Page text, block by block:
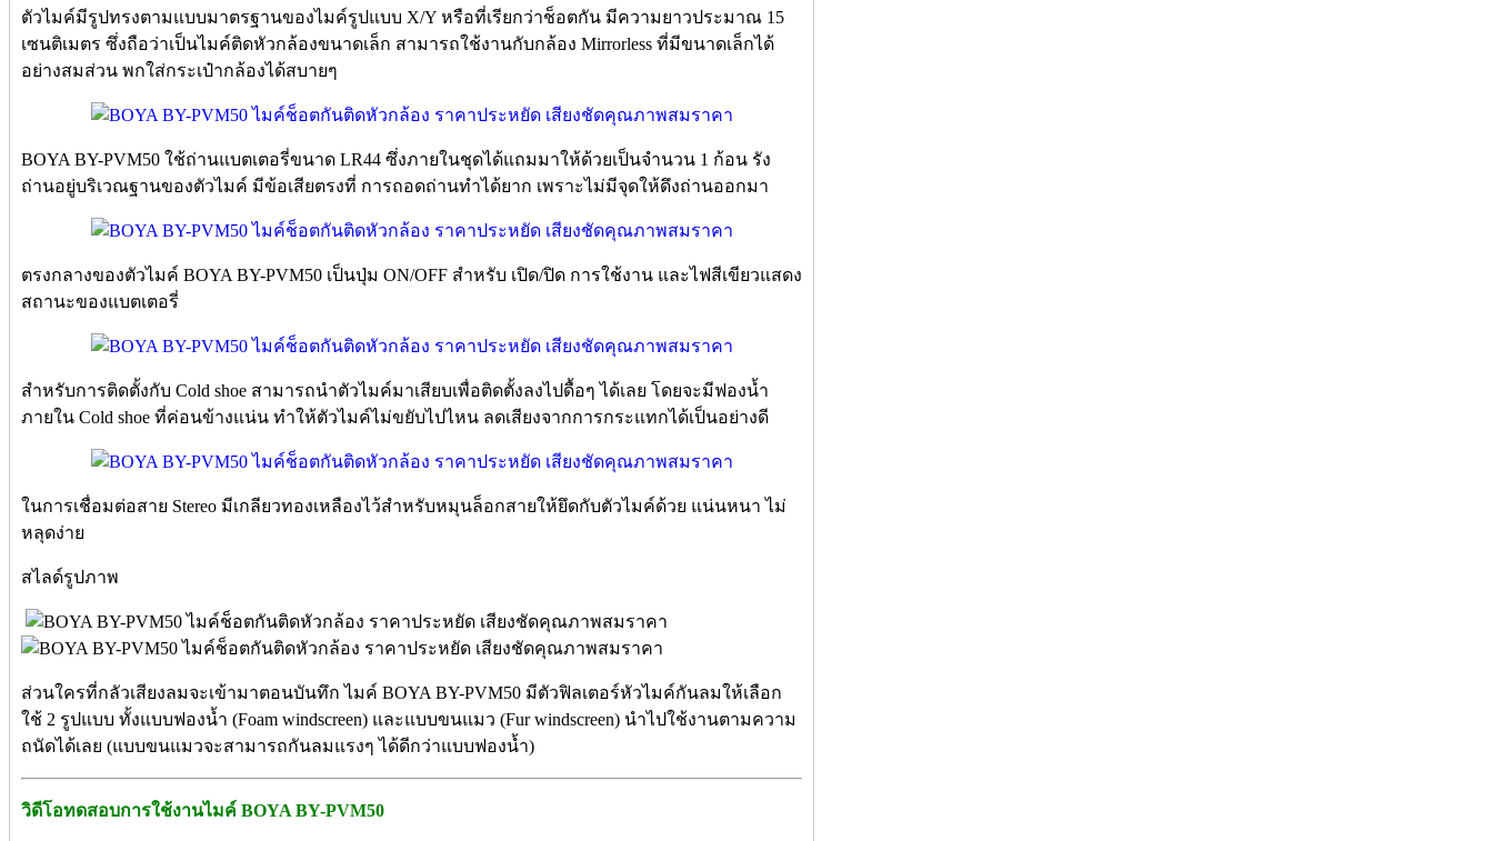
ตัวไมค์มีรูปทรงตามแบบมาตรฐานของไมค์รูปแบบ X/Y หรือที่เรียกว่าช็อตกัน มีความยาวประมาณ 15
เซนติเมตร ซึ่งถือว่าเป็นไมค์ติดหัวกล้องขนาดเล็ก สามารถใช้งานกับกล้อง Mirrorless ที่มีขนาดเล็กได้
อย่างสมส่วน พกใส่กระเป๋ากล้องได้สบายๆ
BOYA BY-PVM50 ใช้ถ่านแบตเตอรี่ขนาด LR44 ซึ่งภายในชุดได้แถมมาให้ด้วยเป็นจำนวน 1 ก้อน รัง
ถ่านอยู่บริเวณฐานของตัวไมค์ มีข้อเสียตรงที่ การถอดถ่านทำได้ยาก เพราะไม่มีจุดให้ดึงถ่านออกมา
ตรงกลางของตัวไมค์ BOYA BY-PVM50 เป็นปุ่ม ON/OFF สำหรับ เปิด/ปิด การใช้งาน และไฟสีเขียวแสดง
สถานะของแบตเตอรี่
สำหรับการติดตั้งกับ Cold shoe สามารถนำตัวไมค์มาเสียบเพื่อติดตั้งลงไปดื้อๆ ได้เลย โดยจะมีฟองน้ำ
ภายใน Cold shoe ที่ค่อนข้างแน่น ทำให้ตัวไมค์ไม่ขยับไปไหน ลดเสียงจากการกระแทกได้เป็นอย่างดี
ในการเชื่อมต่อสาย Stereo มีเกลียวทองเหลืองไว้สำหรับหมุนล็อกสายให้ยึดกับตัวไมค์ด้วย แน่นหนา ไม่
หลุดง่าย
สไลด์รูปภาพ
ส่วนใครที่กลัวเสียงลมจะเข้ามาตอนบันทึก ไมค์ BOYA BY-PVM50 มีตัวฟิลเตอร์หัวไมค์กันลมให้เลือก
ใช้ 2 รูปแบบ ทั้งแบบฟองน้ำ (Foam windscreen) และแบบขนแมว (Fur windscreen) นำไปใช้งานตามความ
ถนัดได้เลย (แบบขนแมวจะสามารถกันลมแรงๆ ได้ดีกว่าแบบฟองน้ำ)
วิดีโอทดสอบการใช้งานไมค์ BOYA BY-PVM50